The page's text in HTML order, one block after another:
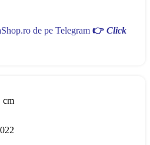
de pe Telegram 👉 Click
cm